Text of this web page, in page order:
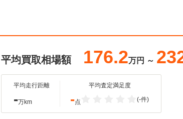
平均買取相場額 176.2万円 ～
平均走行距離
-万km
平均査定満足度
-点 (-件)